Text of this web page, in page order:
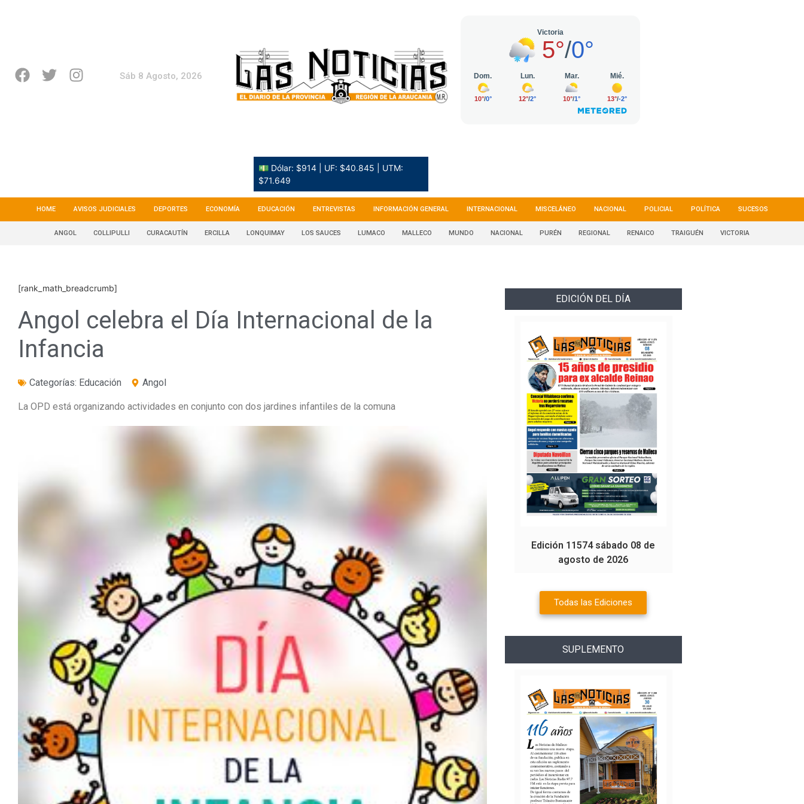
Sáb 8 Agosto, 2026
💵 Dólar: $914 | UF: $40.845 | UTM:
$71.649
HOME AVISOS JUDICIALES DEPORTES ECONOMÍA EDUCACIÓN ENTREVISTAS INFORMACIÓN GENERAL INTERNACIONAL MISCELÁNEO NACIONAL POLICIAL POLÍTICA SUCESOS
ANGOL COLLIPULLI CURACAUTÍN ERCILLA LONQUIMAY LOS SAUCES LUMACO MALLECO MUNDO NACIONAL PURÉN REGIONAL RENAICO TRAIGUÉN VICTORIA
[rank_math_breadcrumb]
Angol celebra el Día Internacional de la
Infancia
Categorías: Educación Angol
La OPD está organizando actividades en conjunto con dos jardines infantiles de la comuna
EDICIÓN DEL DÍA
Edición 11574 sábado 08 de
agosto de 2026
Todas las Ediciones
SUPLEMENTO